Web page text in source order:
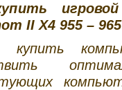
II X4 955 –
купить